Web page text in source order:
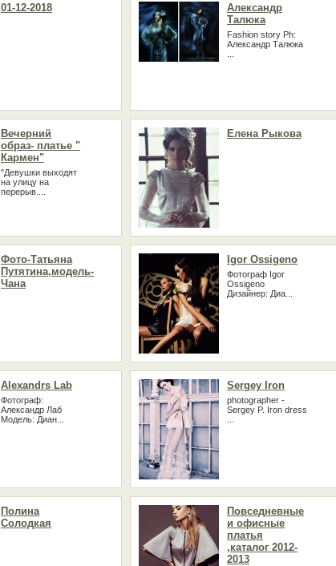
01-12-2018
Александр
Талюка
Fashion story Ph:
Александр Талюка
Вечерний
образ- платье "
Кармен"
"Девушки выходят
на улицу на
перерыв....
Елена Рыкова
Фото-Татьяна
Путятина,модель-
Чана
Igor Ossigeno
Фотограф Igor
Ossigeno
Дизайнер: Диа...
Alexandrs Lab
Фотограф:
Александр Лаб
Модель: Диан...
Sergey Iron
photographer -
Sergey P. Iron dress
Полина
Солодкая
Повседневные
и офисные
платья
,каталог 2012-
2013